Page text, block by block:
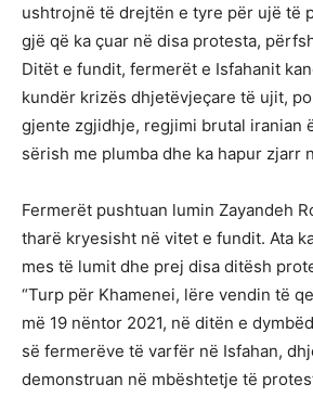
ushtrojnë të drejtën e tyre për ujë të
gjë që ka çuar në disa protesta,
Ditët e fundit, fermerët e Isfahanit
kundër krizës dhjetëvjeçare të ujit,
gjente zgjidhje, regjimi brutal iranian
sërish me plumba dhe ka hapur zjarr
Fermerët pushtuan lumin Zayandeh
tharë kryesisht në vitet e fundit. Ata
mes të lumit dhe prej disa ditësh
“Turp për Khamenei, lëre vendin të
më 19 nëntor 2021, në ditën e
së fermerëve të varfër në Isfahan,
demonstruan në mbështetje të